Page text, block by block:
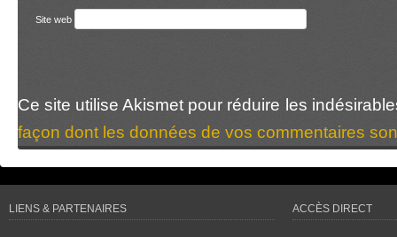
Site web
Ce site utilise Akismet pour réduire les
façon dont les données de vos commentaires
LIENS & PARTENAIRES ACCÈS DIRECT